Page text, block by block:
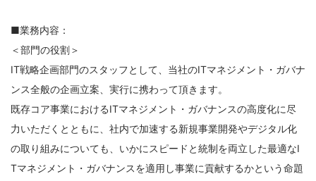
■業務内容：
＜部門の役割＞
IT戦略企画部門のスタッフとして、当社のITマネジメント・ガバナ
ンス全般の企画立案、実行に携わって頂きます。
既存コア事業におけるITマネジメント・ガバナンスの高度化に尽
力いただくとともに、社内で加速する新規事業開発やデジタル化
の取り組みについても、いかにスピードと統制を両立した最適なI
Tマネジメント・ガバナンスを適用し事業に貢献するかという命題